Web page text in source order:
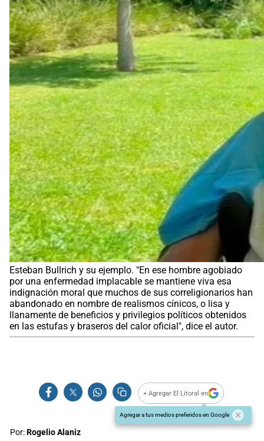
Esteban Bullrich y su ejemplo. "En ese hombre agobiado
por una enfermedad implacable se mantiene viva esa
indignación moral que muchos de sus correligionarios han
abandonado en nombre de realismos cínicos, o lisa y
llanamente de beneficios y privilegios políticos obtenidos
en las estufas y braseros del calor oficial", dice el autor.
+ Agregar El Litoral en
Agregar a tus medios preferidos en Google
Por:Rogelio Alaniz